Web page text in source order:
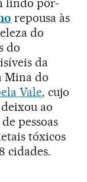
lindo pôr-
repousa às
do
do
da
Mina do
Vale, cujo
ao
pessoas
tóxicos
cidades.